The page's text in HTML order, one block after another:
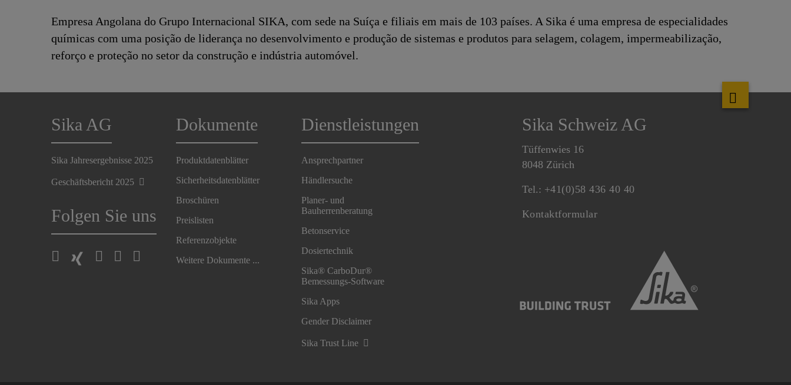
Empresa Angolana do Grupo Internacional SIKA, com sede na Suíça e filiais em mais de 103 países. A Sika é uma empresa de especialidades
químicas com uma posição de liderança no desenvolvimento e produção de sistemas e produtos para selagem, colagem, impermeabilização,
reforço e proteção no setor da construção e indústria automóvel.
Sika AG
Sika Jahresergebnisse 2025
Geschäftsbericht 2025
Folgen Sie uns
Dokumente
Produktdatenblätter
Sicherheitsdatenblätter
Broschüren
Preislisten
Referenzobjekte
Weitere Dokumente ...
Dienstleistungen
Ansprechpartner
Händlersuche
Planer- und
Bauherrenberatung
Betonservice
Dosiertechnik
Sika® CarboDur®
Bemessungs-Software
Sika Apps
Gender Disclaimer
Sika Trust Line
Sika Schweiz AG
Tüffenwies 16
8048 Zürich
Tel.: +41(0)58 436 40 40
Kontaktformular